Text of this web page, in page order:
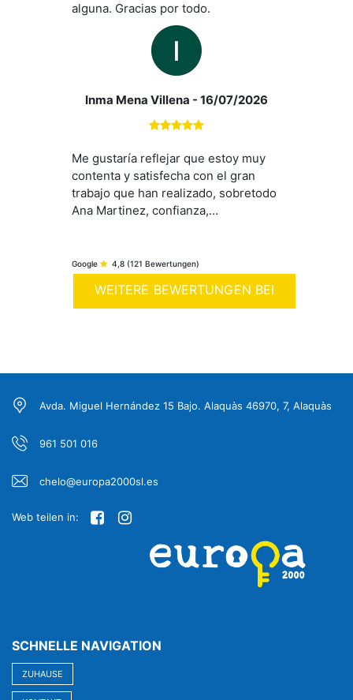
alguna. Gracias por todo.
Inma Mena Villena - 16/07/2026
Me gustaría reflejar que estoy muy
contenta y satisfecha con el gran
trabajo que han realizado, sobretodo
Ana Martinez, confianza,
implicación, preocupación por el
Muchísimas gracias por todo.
Google 4,8 (121 Bewertungen)
WEITERE BEWERTUNGEN BEI
Avda. Miguel Hernández 15 Bajo. Alaquàs 46970, 7, Alaquàs
961 501 016
chelo@europa2000sl.es
Web teilen in:
SCHNELLE NAVIGATION
ZUHAUSE